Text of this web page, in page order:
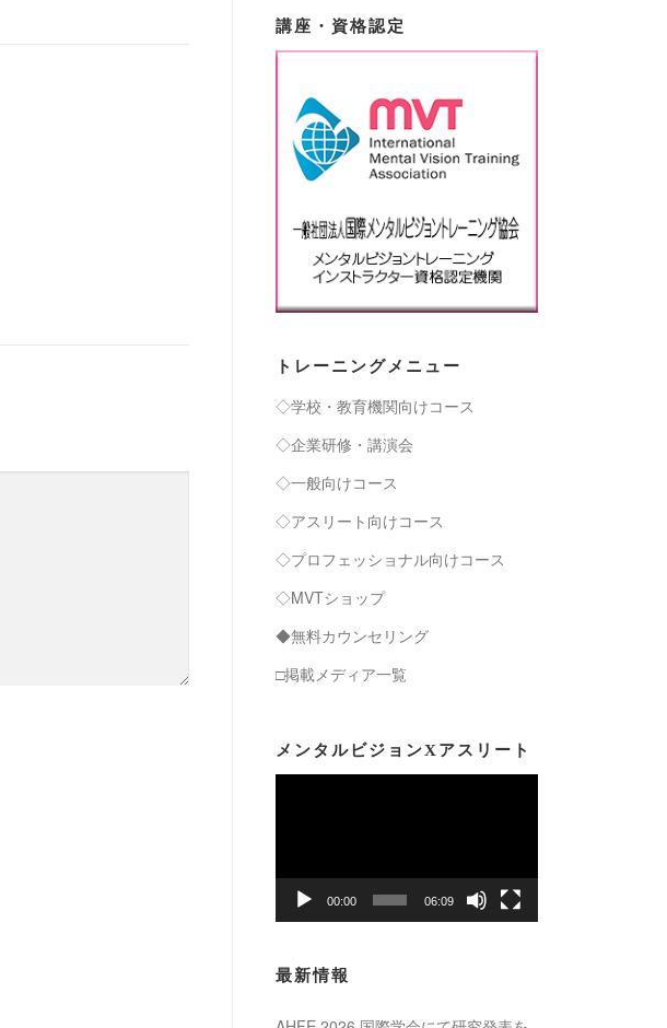
講座・資格認定
トレーニングメニュー
◇学校・教育機関向けコース
◇企業研修・講演会
◇一般向けコース
◇アスリート向けコース
◇プロフェッショナル向けコース
◇MVTショップ
◆無料カウンセリング
□掲載メディア一覧
メンタルビジョンXアスリート
レ
ー
00:00 06:09
最新情報